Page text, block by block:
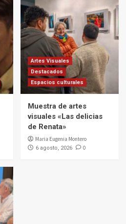
Artes Visuales
Destacados
Espacios culturales
Muestra de artes
visuales «Las delicias
de Renata»
Maria Eugenia Montero
6 agosto, 2026 0